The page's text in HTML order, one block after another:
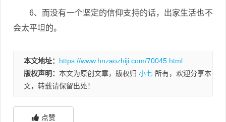
6、而没有一个坚定的信仰支持的话，出家生活也不
会太平坦的。
本文地址： https://www.hnzaozhiji.com/70045.html
版权声明： 本文为原创文章，版权归 小七 所有，欢迎分享本
文，转载请保留出处！
点赞